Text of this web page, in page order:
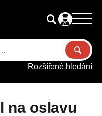
Rozšířené hledání